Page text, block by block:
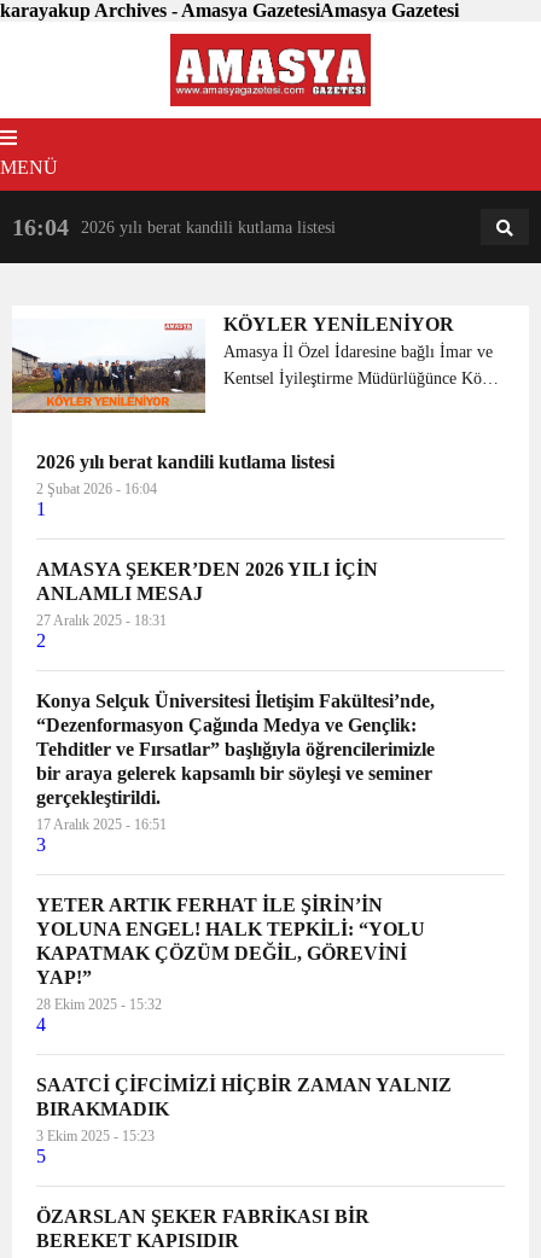
karayakup Archives - Amasya GazetesiAmasya Gazetesi
MENÜ
16:04 2026 yılı berat kandili kutlama listesi 18:31
KÖYLER YENİLENİYOR
Amasya İl Özel İdaresine bağlı İmar ve
Kentsel İyileştirme Müdürlüğünce Köy
köylerindeki göçü engellemek ve ülke
2026 yılı berat kandili kutlama listesi
2 Şubat 2026 - 16:04
1
AMASYA ŞEKER’DEN 2026 YILI İÇİN
ANLAMLI MESAJ
27 Aralık 2025 - 18:31
2
Konya Selçuk Üniversitesi İletişim Fakültesi’nde,
“Dezenformasyon Çağında Medya ve Gençlik:
Tehditler ve Fırsatlar” başlığıyla öğrencilerimizle
bir araya gelerek kapsamlı bir söyleşi ve seminer
gerçekleştirildi.
17 Aralık 2025 - 16:51
3
YETER ARTIK FERHAT İLE ŞİRİN’İN
YOLUNA ENGEL! HALK TEPKİLİ: “YOLU
KAPATMAK ÇÖZÜM DEĞİL, GÖREVİNİ
YAP!”
28 Ekim 2025 - 15:32
4
SAATCİ ÇİFCİMİZİ HİÇBİR ZAMAN YALNIZ
BIRAKMADIK
3 Ekim 2025 - 15:23
5
ÖZARSLAN ŞEKER FABRİKASI BİR
BEREKET KAPISIDIR